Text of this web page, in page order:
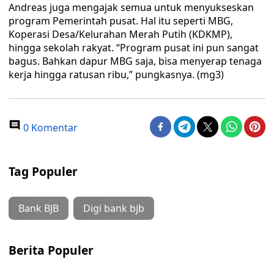
Andreas juga mengajak semua untuk menyukseskan
program Pemerintah pusat. Hal itu seperti MBG,
Koperasi Desa/Kelurahan Merah Putih (KDKMP),
hingga sekolah rakyat. “Program pusat ini pun sangat
bagus. Bahkan dapur MBG saja, bisa menyerap tenaga
kerja hingga ratusan ribu,” pungkasnya. (mg3)
0 Komentar
Tag Populer
Bank BJB Digi bank bjb
Berita Populer